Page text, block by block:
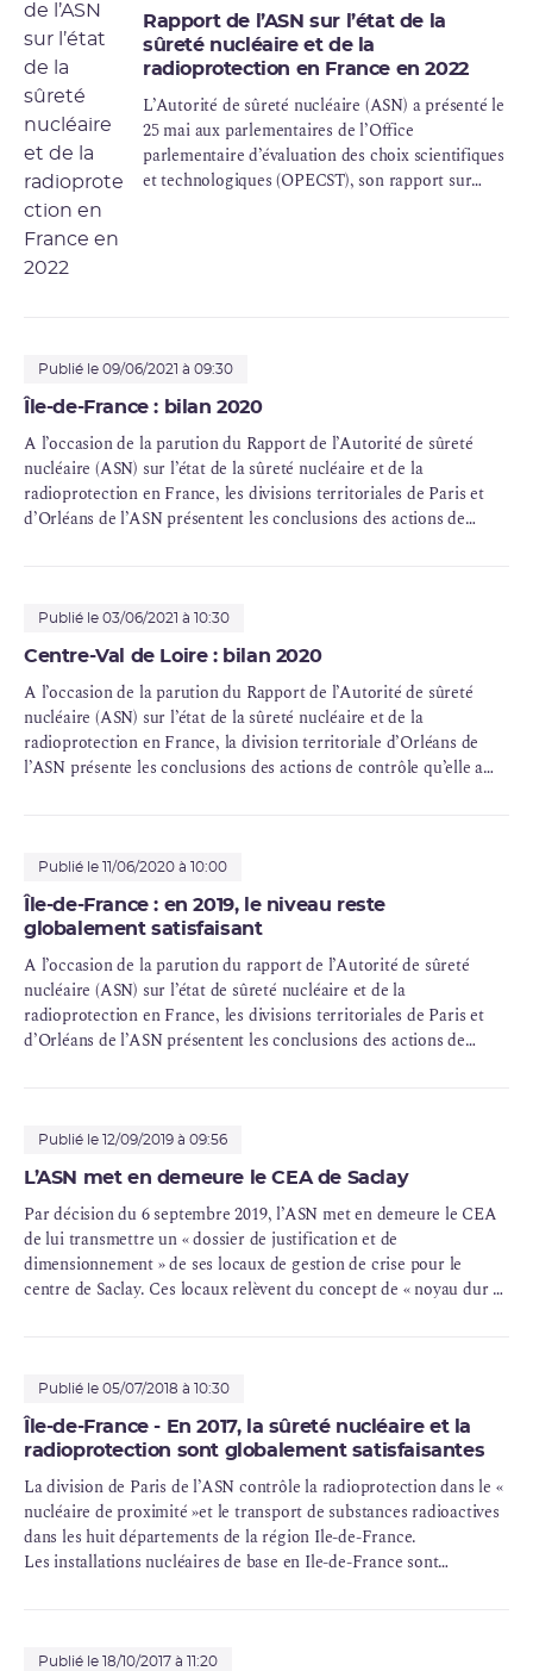
Rapport de l’ASN sur l’état de la
sûreté nucléaire et de la
radioprotection en France en 2022
L’Autorité de sûreté nucléaire (ASN) a présenté le
25 mai aux parlementaires de l’Office
parlementaire d’évaluation des choix scientifiques
et technologiques (OPECST), son rapport sur
Publié le 09/06/2021 à 09:30
Île-de-France : bilan 2020
A l’occasion de la parution du Rapport de l’Autorité de sûreté
nucléaire (ASN) sur l’état de la sûreté nucléaire et de la
radioprotection en France, les divisions territoriales de Paris et
d’Orléans de l’ASN présentent les conclusions des actions de
Publié le 03/06/2021 à 10:30
Centre-Val de Loire : bilan 2020
A l’occasion de la parution du Rapport de l’Autorité de sûreté
nucléaire (ASN) sur l’état de la sûreté nucléaire et de la
radioprotection en France, la division territoriale d’Orléans de
l’ASN présente les conclusions des actions de contrôle qu’elle a
Publié le 11/06/2020 à 10:00
Île-de-France : en 2019, le niveau reste
globalement satisfaisant
A l’occasion de la parution du rapport de l’Autorité de sûreté
nucléaire (ASN) sur l’état de sûreté nucléaire et de la
radioprotection en France, les divisions territoriales de Paris et
d’Orléans de l’ASN présentent les conclusions des actions de
nucléaire de proximitéet 6 inspections sur le thème du transport
de substances radioactives).
Publié le 12/09/2019 à 09:56
L’ASN met en demeure le CEA de Saclay
Par décision du 6 septembre 2019, l’ASN met en demeure le CEA
de lui transmettre un « dossier de justification et de
dimensionnement» de ses locaux de gestion de crise pour le
centre de Saclay. Ces locaux relèvent du concept de «noyau dur»
Publié le 05/07/2018 à 10:30
Île-de-France - En 2017, la sûreté nucléaire et la
radioprotection sont globalement satisfaisantes
La division de Paris de l’ASN contrôle la radioprotection dans le «
nucléaire de proximité »et le transport de substances radioactives
dans les huit départements de la région Ile-de-France.
Les installations nucléaires de base en Ile-de-France sont
Publié le 18/10/2017 à 11:20